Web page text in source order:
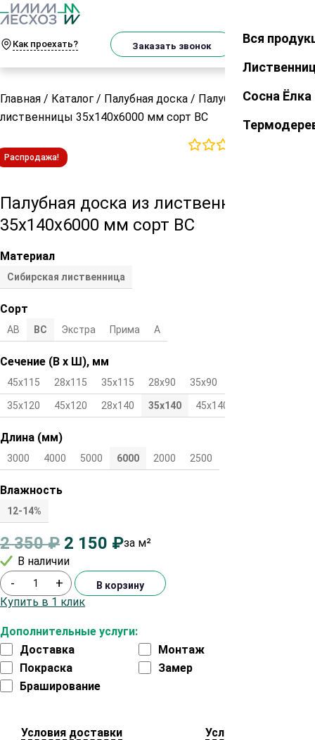
Как проехать? Заказать звонок Закрыть
Вся
Сосна Ёлка
Главная / Каталог / Палубная доска / Палубная доска из
лиственницы 35х140х6000 мм сорт ВС
Распродажа!
Палубная доска из лиственницы
35х140х6000 мм сорт ВС
Материал
Сибирская лиственница
Сорт
АВ ВС Экстра Прима А
Сечение (В х Ш), мм
45х115 28х115 35х115 28х90 35х90
35х120 45х120 28х140 35х140 45х140
Длина (мм)
3000 4000 5000 6000 2000 2500
Влажность
12-14%
2 350₽ 2 150 ₽за м²
В наличии
Дополнительные услуги:
Доставка
Монтаж
Покраска
Замер
Браширование
- + В корзину
Купить в 1 клик
Условия доставки Условия оплаты